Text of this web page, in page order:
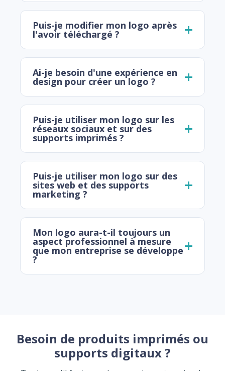
Puis-je modifier mon logo après
l'avoir téléchargé ?
Ai-je besoin d'une expérience en
design pour créer un logo ?
Puis-je utiliser mon logo sur les
réseaux sociaux et sur des
supports imprimés ?
Puis-je utiliser mon logo sur des
sites web et des supports
marketing ?
Mon logo aura-t-il toujours un
aspect professionnel à mesure
que mon entreprise se développe
?
Besoin de produits imprimés ou
supports digitaux ?